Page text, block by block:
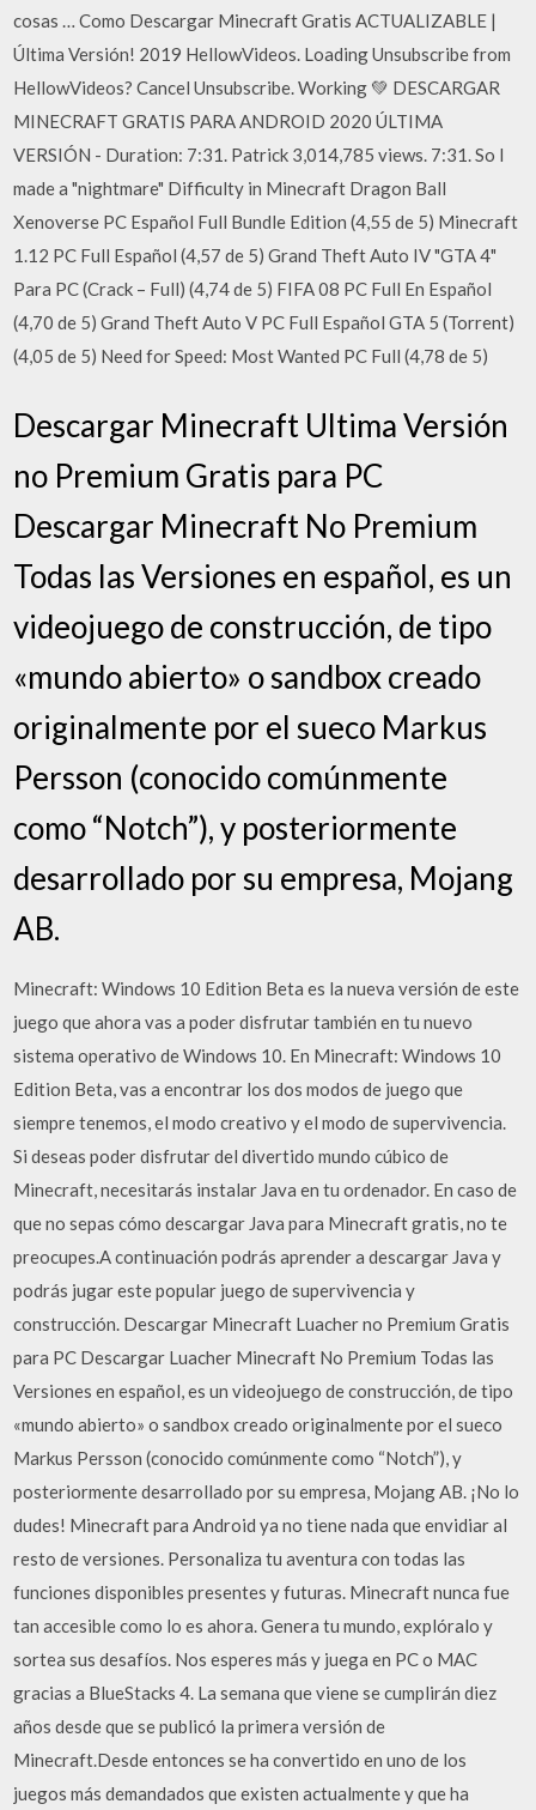
cosas … Como Descargar Minecraft Gratis ACTUALIZABLE |
Última Versión! 2019 HellowVideos. Loading Unsubscribe from
HellowVideos? Cancel Unsubscribe. Working 💚 DESCARGAR
MINECRAFT GRATIS PARA ANDROID 2020 ÚLTIMA
VERSIÓN - Duration: 7:31. Patrick 3,014,785 views. 7:31. So I
made a "nightmare" Difficulty in Minecraft Dragon Ball
Xenoverse PC Español Full Bundle Edition (4,55 de 5) Minecraft
1.12 PC Full Español (4,57 de 5) Grand Theft Auto IV "GTA 4"
Para PC (Crack – Full) (4,74 de 5) FIFA 08 PC Full En Español
(4,70 de 5) Grand Theft Auto V PC Full Español GTA 5 (Torrent)
(4,05 de 5) Need for Speed: Most Wanted PC Full (4,78 de 5)
Descargar Minecraft Ultima Versión
no Premium Gratis para PC
Descargar Minecraft No Premium
Todas las Versiones en español, es un
videojuego de construcción, de tipo
«mundo abierto» o sandbox creado
originalmente por el sueco Markus
Persson (conocido comúnmente
como “Notch”), y posteriormente
desarrollado por su empresa, Mojang
AB.
Minecraft: Windows 10 Edition Beta es la nueva versión de este
juego que ahora vas a poder disfrutar también en tu nuevo
sistema operativo de Windows 10. En Minecraft: Windows 10
Edition Beta, vas a encontrar los dos modos de juego que
siempre tenemos, el modo creativo y el modo de supervivencia.
Si deseas poder disfrutar del divertido mundo cúbico de
Minecraft, necesitarás instalar Java en tu ordenador. En caso de
que no sepas cómo descargar Java para Minecraft gratis, no te
preocupes.A continuación podrás aprender a descargar Java y
podrás jugar este popular juego de supervivencia y
construcción. Descargar Minecraft Luacher no Premium Gratis
para PC Descargar Luacher Minecraft No Premium Todas las
Versiones en español, es un videojuego de construcción, de tipo
«mundo abierto» o sandbox creado originalmente por el sueco
Markus Persson (conocido comúnmente como “Notch”), y
posteriormente desarrollado por su empresa, Mojang AB. ¡No lo
dudes! Minecraft para Android ya no tiene nada que envidiar al
resto de versiones. Personaliza tu aventura con todas las
funciones disponibles presentes y futuras. Minecraft nunca fue
tan accesible como lo es ahora. Genera tu mundo, explóralo y
sortea sus desafíos. Nos esperes más y juega en PC o MAC
gracias a BlueStacks 4. La semana que viene se cumplirán diez
años desde que se publicó la primera versión de
Minecraft.Desde entonces se ha convertido en uno de los
juegos más demandados que existen actualmente y que ha